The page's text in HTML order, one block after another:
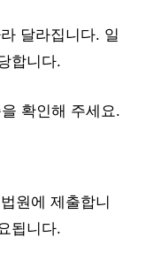
달라집니다. 일
합니다.
확인해 주세요.
원에 제출합니
됩니다.